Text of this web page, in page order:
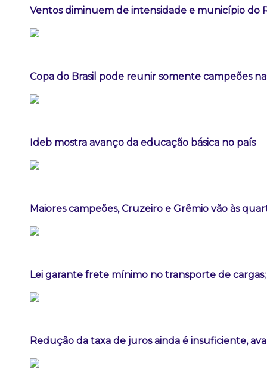
Ventos diminuem de intensidade e município do
Copa do Brasil pode reunir somente campeões
Ideb mostra avanço da educação básica no país
Maiores campeões, Cruzeiro e Grêmio vão às
Lei garante frete mínimo no transporte de
Redução da taxa de juros ainda é insuficiente,